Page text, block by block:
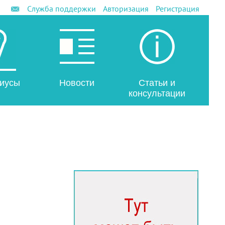
Служба поддержки Авторизация Регистрация
Новости
Статьи и
консультации